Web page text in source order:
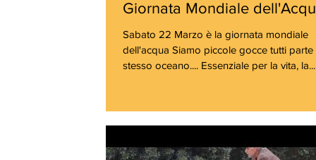
Giornata Mondiale
Sabato 22 Marzo è la giornata mondiale
dell'acqua Siamo piccole gocce tutti parte dello
stesso oceano.... Essenziale per la vita, la...